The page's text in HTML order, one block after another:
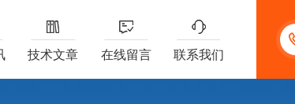
技术文章 在线留言 联系我们